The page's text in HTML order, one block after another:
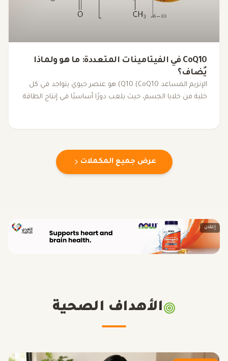
CoQ10 في الفيتامينات المتعددة: ما هو ولماذا
يُضاف؟
الإنزيم المساعد Q10 (CoQ10) هو عنصر حيوي يتواجد في كل
خلية من خلايا الجسم، حيث يلعب دورًا أساسيًا في إنتاج الطاقة
عرض جميع المكملات
إعلان
الأهداف الصحية